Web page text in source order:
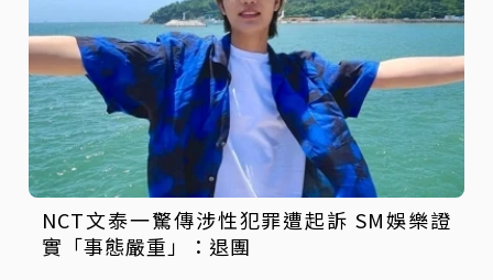
NCT文泰一驚傳涉性犯罪遭起訴 SM娛樂證
實「事態嚴重」：退團